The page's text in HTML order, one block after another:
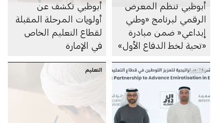
أبوظبي تنظم المعرض
الرقمي لبرنامج «وطني
إبداعي« ضمن مبادرة
«تحية لخط الدفاع الأول»
أبوظبي تكشف عن
أولويات المرحلة المقبلة
لقطاع التعليم الخاص
في الإمارة
التعليم التعليم